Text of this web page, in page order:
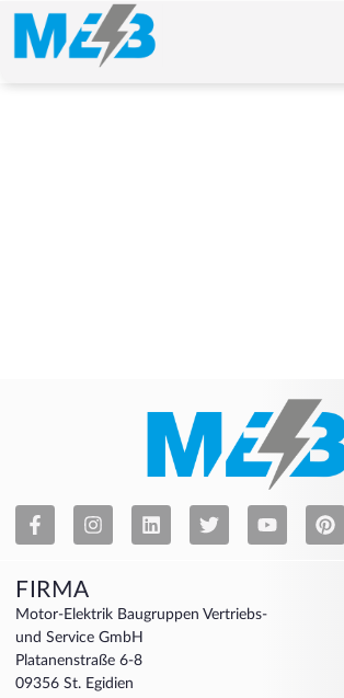
FIRMA
Motor-Elektrik Baugruppen Vertriebs-
und Service GmbH
Platanenstraße 6-8
09356 St. Egidien